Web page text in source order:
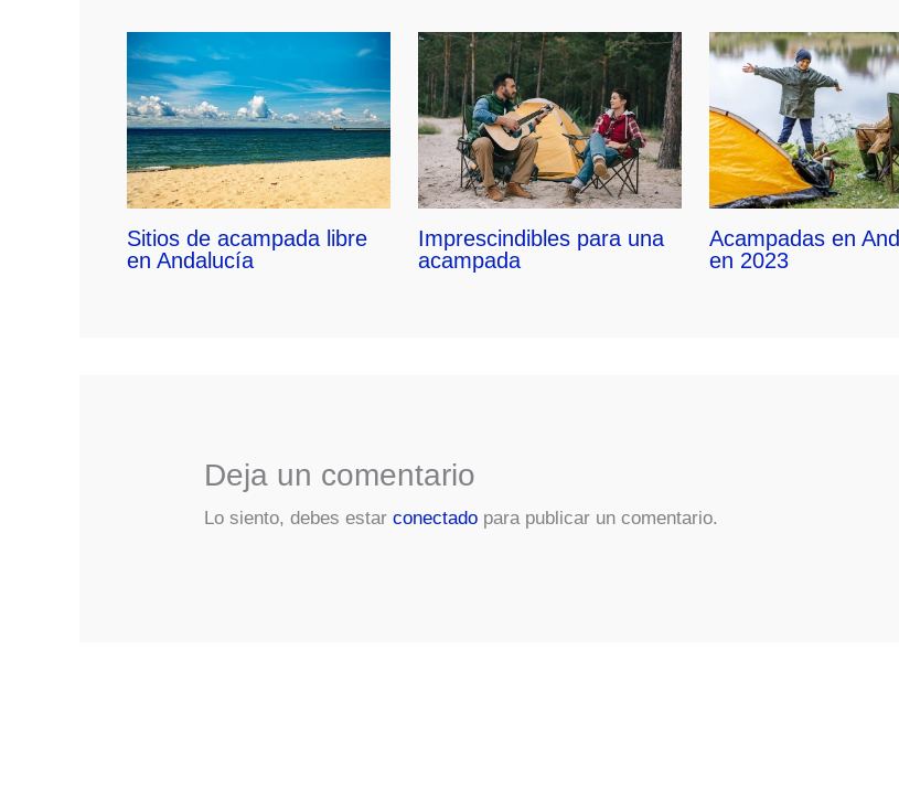
Sitios de acampada libre
en Andalucía
Imprescindibles para una
acampada
Acampadas en
en 2023
Deja un comentario
Lo siento, debes estarconectado para publicar un comentario.